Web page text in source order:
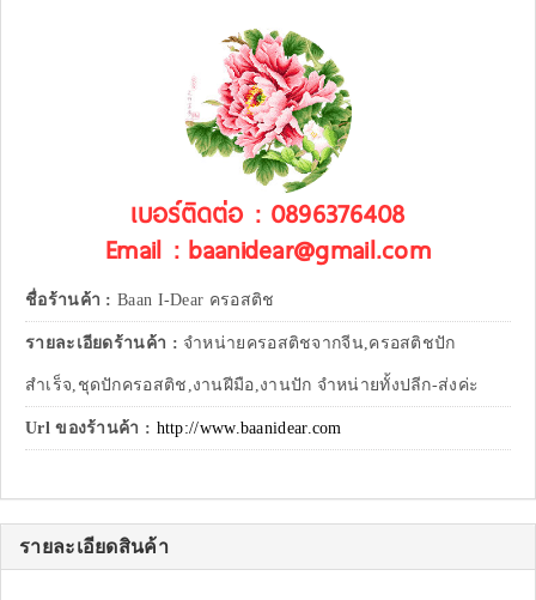
เบอร์ติดต่อ : 0896376408
Email : baanidear@gmail.com
ชื่อร้านค้า : Baan I-Dear ครอสติช
รายละเอียดร้านค้า : จำหน่ายครอสติชจากจีน,ครอสติชปัก
สำเร็จ,ชุดปักครอสติช,งานฝีมือ,งานปัก จำหน่ายทั้งปลีก-ส่งค่ะ
Url ของร้านค้า : http://www.baanidear.com
รายละเอียดสินค้า